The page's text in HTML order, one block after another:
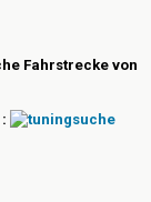
Fahrstrecke von